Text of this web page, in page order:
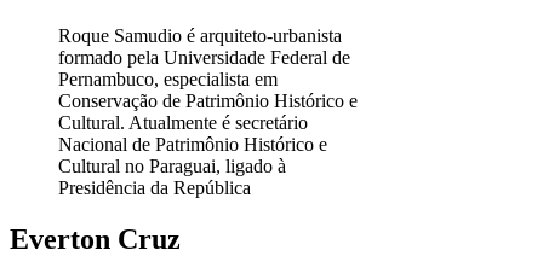
Roque Samudio é arquiteto-urbanista
formado pela Universidade Federal de
Pernambuco, especialista em
Conservação de Patrimônio Histórico e
Cultural. Atualmente é secretário
Nacional de Patrimônio Histórico e
Cultural no Paraguai, ligado à
Presidência da República
Everton Cruz